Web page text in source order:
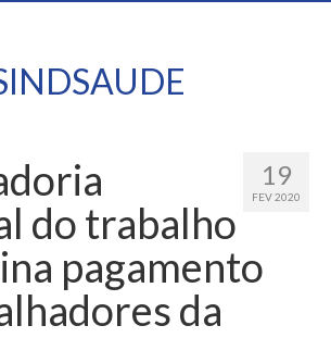
19
FEV 2020
do trabalho
pagamento
da